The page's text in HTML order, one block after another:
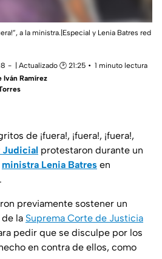
a la ministra.|Especial y Lenia Batres red
| Actualizado 🕑 21:25
1 minuto lectura
Iván Ramírez
de ¡fuera!, ¡fuera!, ¡fuera!,
Judicial protestaron durante un
ministra Lenia Batres en
.
previamente sostener un
la Suprema Corte de Justicia
pedir que se disculpe por los
en contra de ellos, como